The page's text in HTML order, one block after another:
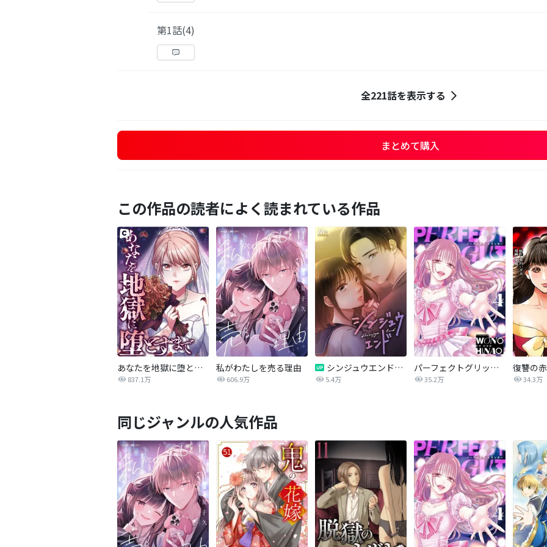
第1話(4)
全221話を表示する
まとめて購入
この作品の読者によく読まれている作品
あなたを地獄に堕とすまで
837.1万
私がわたしを売る理由
606.9万
シンジュウエンド【タテヨミ】
5.4万
パーフェクトグリッター
35.2万 34.3万
同じジャンルの人気作品